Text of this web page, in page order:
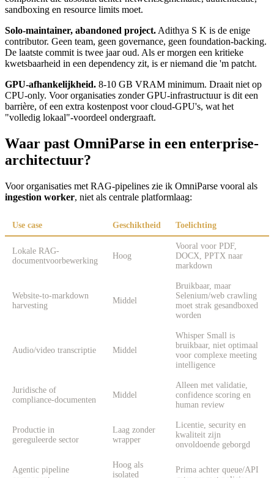
sandboxing en resource limits moet.
Solo-maintainer, abandoned project. Adithya S K is de enige
contributor. Geen team, geen governance, geen foundation-backing.
De laatste commit is twee jaar oud. Als er morgen een kritieke
kwetsbaarheid in een dependency zit, is er niemand die 'm patcht.
GPU-afhankelijkheid. 8-10 GB VRAM minimum. Draait niet op
CPU-only. Voor organisaties zonder GPU-infrastructuur is dit een
barrière, of een extra kostenpost voor cloud-GPU's, wat het
"volledig lokaal"-voordeel ondergraaft.
Waar past OmniParse in een enterprise-
architectuur?
Voor organisaties met RAG-pipelines zie ik OmniParse vooral als
ingestion worker, niet als centrale platformlaag:
Use case Geschiktheid Toelichting
Lokale RAG-
documentvoorbewerking
Hoog
Vooral voor PDF,
DOCX, PPTX naar
markdown
Website-to-markdown
harvesting
Middel
Bruikbaar, maar
Selenium/web crawling
moet strak gesandboxed
worden
Audio/video transcriptie Middel
Whisper Small is
bruikbaar, niet optimaal
voor complexe meeting
intelligence
Juridische of
compliance-documenten
Middel
Alleen met validatie,
confidence scoring en
human review
Productie in
gereguleerde sector
Laag zonder
wrapper
Licentie, security en
kwaliteit zijn
onvoldoende geborgd
Agentic pipeline
Hoog als
isolated
Prima achter queue/API